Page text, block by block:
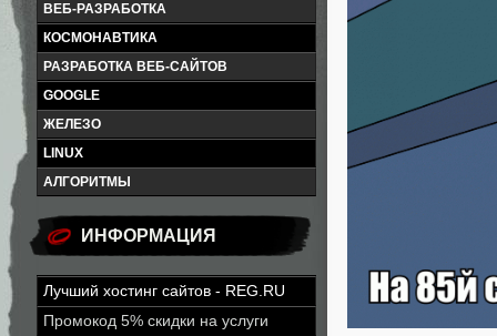
ВЕБ-РАЗРАБОТКА
КОСМОНАВТИКА
РАЗРАБОТКА ВЕБ-САЙТОВ
GOOGLE
ЖЕЛЕЗО
LINUX
АЛГОРИТМЫ
ИНФОРМАЦИЯ
Лучший хостинг сайтов - REG.RU
Промокод 5% скидки на услуги